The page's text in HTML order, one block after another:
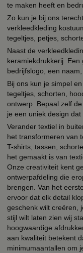
te maken heeft en
Zo kun je bij ons
verkleedkleding
tegeltjes, petjes,
Naast de
keramiekdrukkerij.
bedrijfslogo, een
Bij ons kun je simpel
tegeltjes, schorten,
ontwerp. Bepaal zelf
je een uniek design
Verander textiel in
het transformeren van
T-shirts, tassen,
het gemaakt is van
Onze creativiteit kent
ontwerpafdeling die
brengen. Van het
ervoor dat elk detail
geschenk wilt creëren,
stijl wilt laten zien wij
hoogwaardige
aan kwaliteit betekent
minimumaantallen om